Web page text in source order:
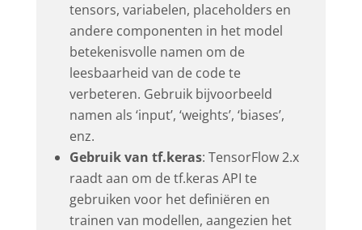
tensors, variabelen, placeholders en
andere componenten in het model
betekenisvolle namen om de
leesbaarheid van de code te
verbeteren. Gebruik bijvoorbeeld
namen als ‘input’, ‘weights’, ‘biases’,
enz.
Gebruik van tf.keras: TensorFlow 2.x
raadt aan om de tf.keras API te
gebruiken voor het definiëren en
trainen van modellen, aangezien het